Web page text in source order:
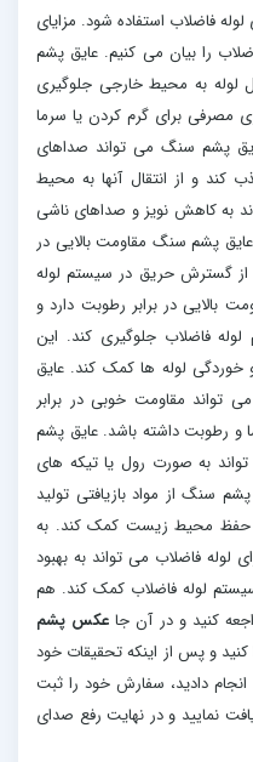
فاضلاب استفاده شود. مزایای
را بیان می کنیم. عایق پشم
لوله به محیط خارجی جلوگیری
مصرفی برای گرم کردن یا سرما
پشم سنگ می تواند صداهای
کند و از انتقال آنها به محیط
به کاهش نویز و صداهای ناشی
پشم سنگ مقاومت بالایی در
از گسترش حریق در سیستم لوله
در برابر رطوبت دارد و
فاضلاب جلوگیری کند. این
خوردگی لوله ها کمک کند. عایق
مقاومت خوبی در برابر
و رطوبت داشته باشد. عایق پشم
به صورت رول یا تیکه های
سنگ از مواد بازیافتی تولید
حفظ محیط زیست کمک کند. به
لوله فاضلاب می تواند به بهبود
لوله فاضلاب کمک کند. هم
کنید و در آن جا عکس پشم
کنید و پس از اینکه تحقیقات خود
دادید، سفارش خود را ثبت
نمایید و در نهایت رفع صدای